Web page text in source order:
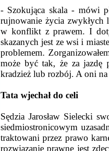
- Szokująca skala - mówi
rujnowanie życia
w konflikt z prawem. I
skazanych jest ze wsi i
problemem.
może być tak, że za jazdę
kradzież lub rozbój. A oni
Tata wjechał do celi
Sędzia Jarosław Sielecki
siedmiostronicowym
traktowani przez prawo
rozwiązanie prawne jest